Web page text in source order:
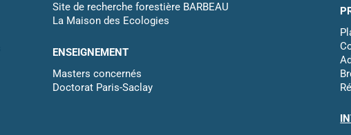
Site de recherche forestière BARBEAU
La Maison des Ecologies
ENSEIGNEMENT
Masters concernés
Doctorat Paris-Saclay